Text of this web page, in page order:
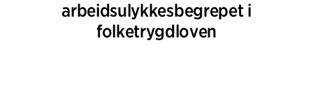
arbeidsulykkesbegrepet i
folketrygdloven